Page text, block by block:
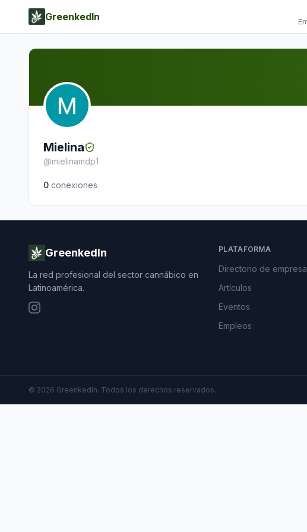
GreenkedIn
Mielina
@mielinamdp1
0 conexiones
GreenkedIn
La red profesional del sector cannábico en
Latinoamérica.
PLATAFORMA
Directorio de
Artículos
Eventos
Empleos
© 2026 GreenkedIn. Todos los derechos reservados.